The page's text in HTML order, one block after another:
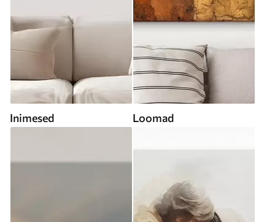
Inimesed Loomad